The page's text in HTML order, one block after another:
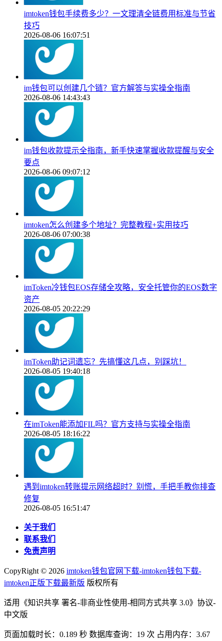
imtoken钱包手续费多少？一文理清全链费用标准与节省
技巧
2026-08-06 16:07:51
im钱包可以创建几个链？官方解答与实操全指南
2026-08-06 14:43:43
im钱包收款提示全指南，新手快速掌握收款提醒与安全
要点
2026-08-06 09:07:12
imtoken怎么创建多个地址？完整教程+实用技巧
2026-08-06 07:00:38
imToken冷钱包EOS存储全攻略，安全托管你的EOS数字
资产
2026-08-05 20:22:29
imToken助记词遗忘？先搞懂这几点，别踩坑！
2026-08-05 19:40:18
在imToken能添加FIL吗？官方支持与实操全指南
2026-08-05 18:16:22
遇到imtoken转账提示网络超时？别慌，手把手教你排查
修复
2026-08-05 16:51:47
关于我们
联系我们
免责声明
CopyRight © 2026 imtoken钱包官网下载-imtoken钱包下载-
imtoken正版下载最新版 版权所有
适用《知识共享 署名-非商业性使用-相同方式共享 3.0》协议-
中文版
页面加载时长：0.189 秒 数据库查询：19 次 占用内存：3.67